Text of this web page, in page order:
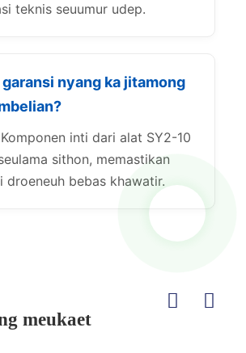
teknis seuumur udep.
garansi nyang ka jitamong
inti dari alat SY2-10
sithon, memastikan
droeneuh bebas khawatir.
meukaet